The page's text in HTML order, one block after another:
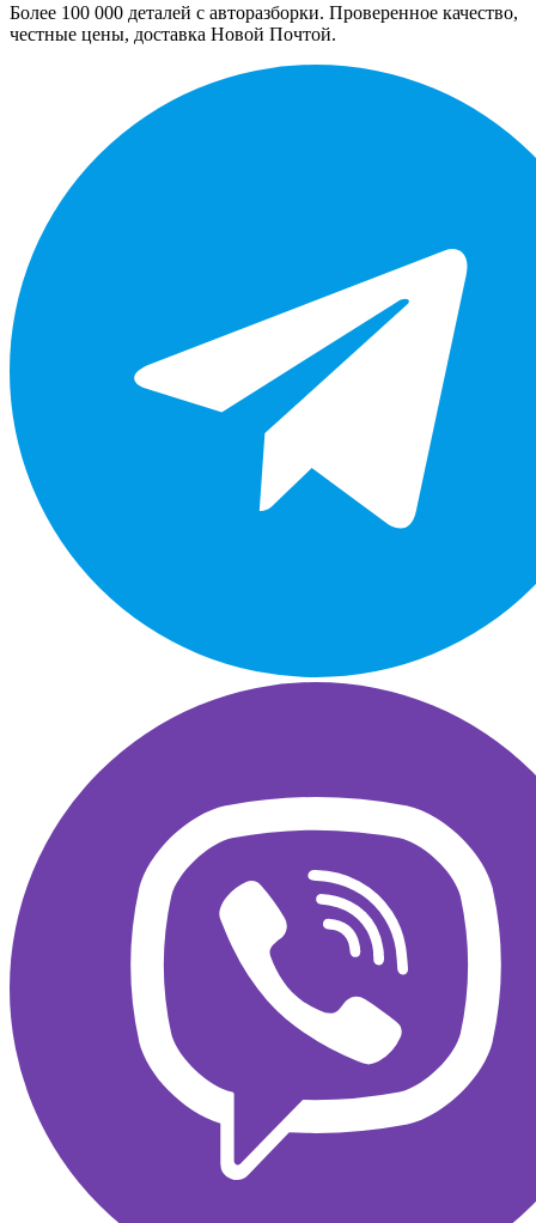
Более 100 000 деталей с авторазборки. Проверенное качество,
честные цены, доставка Новой Почтой.